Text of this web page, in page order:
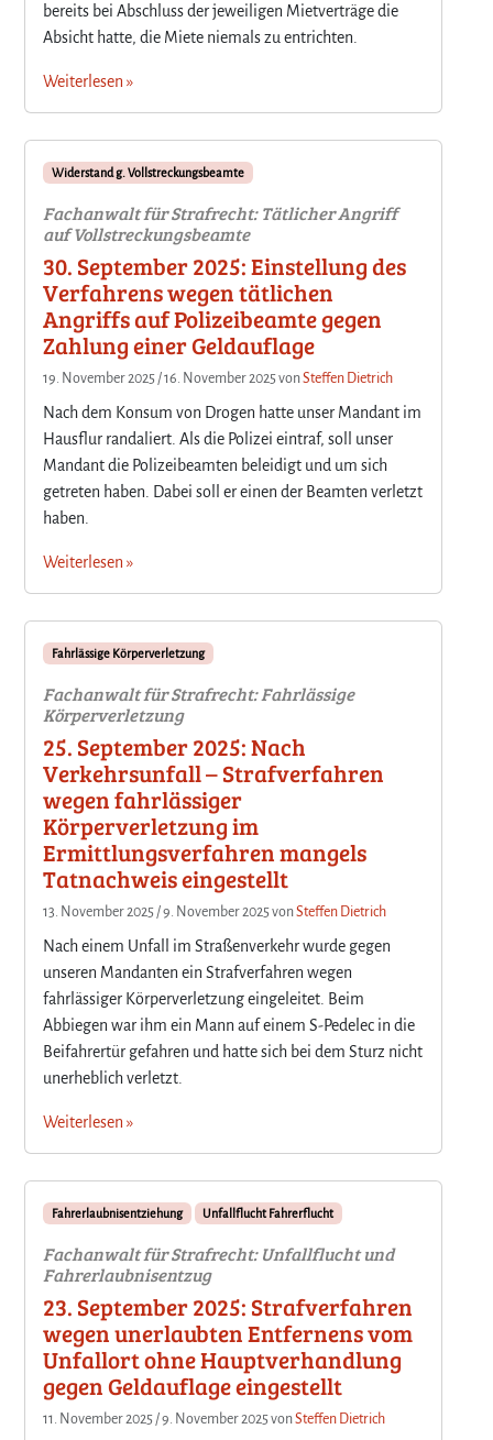
bereits bei Abschluss der jeweiligen Mietverträge die
Absicht hatte, die Miete niemals zu entrichten.
Weiterlesen »
Widerstand g. Vollstreckungsbeamte
Fachanwalt für Strafrecht: Tätlicher Angriff
auf Vollstreckungsbeamte
30. September 2025: Einstellung des
Verfahrens wegen tätlichen
Angriffs auf Polizeibeamte gegen
Zahlung einer Geldauflage
19. November 2025 /16. November 2025vonSteffen Dietrich
Nach dem Konsum von Drogen hatte unser Mandant im
Hausflur randaliert. Als die Polizei eintraf, soll unser
Mandant die Polizeibeamten beleidigt und um sich
getreten haben. Dabei soll er einen der Beamten verletzt
haben.
Weiterlesen »
Fahrlässige Körperverletzung
Fachanwalt für Strafrecht: Fahrlässige
Körperverletzung
25. September 2025: Nach
Verkehrsunfall – Strafverfahren
wegen fahrlässiger
Körperverletzung im
Ermittlungsverfahren mangels
Tatnachweis eingestellt
13. November 2025 /9. November 2025vonSteffen Dietrich
Nach einem Unfall im Straßenverkehr wurde gegen
unseren Mandanten ein Strafverfahren wegen
fahrlässiger Körperverletzung eingeleitet. Beim
Abbiegen war ihm ein Mann auf einem S-Pedelec in die
Beifahrertür gefahren und hatte sich bei dem Sturz nicht
unerheblich verletzt.
Weiterlesen »
Fahrerlaubnisentziehung Unfallflucht Fahrerflucht
Fachanwalt für Strafrecht: Unfallflucht und
Fahrerlaubnisentzug
23. September 2025: Strafverfahren
wegen unerlaubten Entfernens vom
Unfallort ohne Hauptverhandlung
gegen Geldauflage eingestellt
11. November 2025 /9. November 2025vonSteffen Dietrich